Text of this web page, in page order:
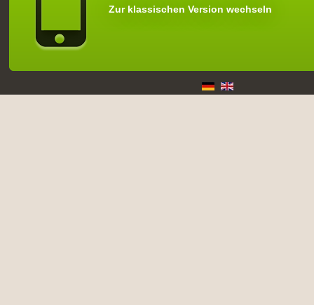
Zur klassischen Version wechseln